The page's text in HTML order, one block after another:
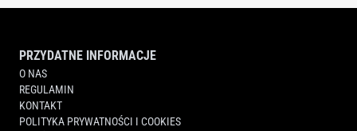
PRZYDATNE INFORMACJE
O NAS
REGULAMIN
KONTAKT
POLITYKA PRYWATNOŚCI I COOKIES